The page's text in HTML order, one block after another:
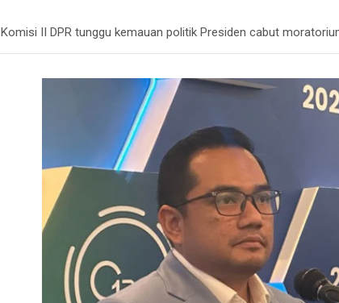
Komisi II DPR tunggu kemauan politik Presiden cabut